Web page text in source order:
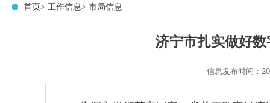
首页> 工作信息> 市局信息
济宁市扎实做好
信息发布时间：